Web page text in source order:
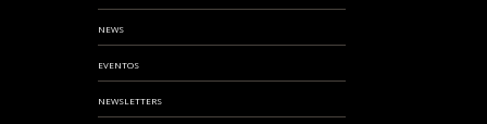
NEWS
EVENTOS
NEWSLETTERS